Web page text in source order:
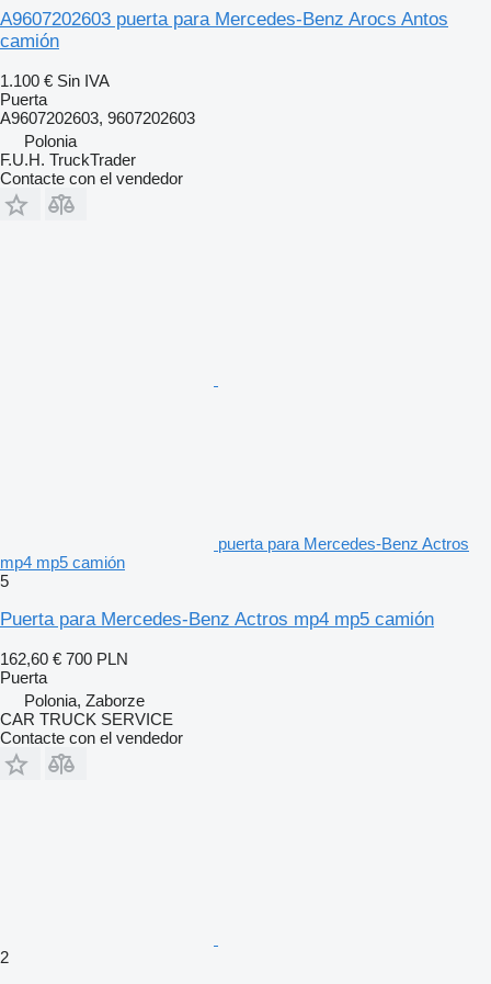
A9607202603 puerta para Mercedes-Benz Arocs Antos
camión
1.100 € Sin IVA
Puerta
A9607202603, 9607202603
Polonia
F.U.H. TruckTrader
Contacte con el vendedor
puerta para Mercedes-Benz Actros
mp4 mp5 camión
5
Puerta para Mercedes-Benz Actros mp4 mp5 camión
162,60 € 700 PLN
Puerta
Polonia, Zaborze
CAR TRUCK SERVICE
Contacte con el vendedor
2